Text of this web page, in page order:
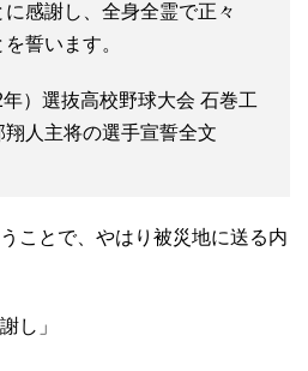
感謝し、全身全霊で正々
誓います。
）選抜高校野球大会 石巻工
人主将の選手宣誓全文
ことで、やはり被災地に送る内
し」